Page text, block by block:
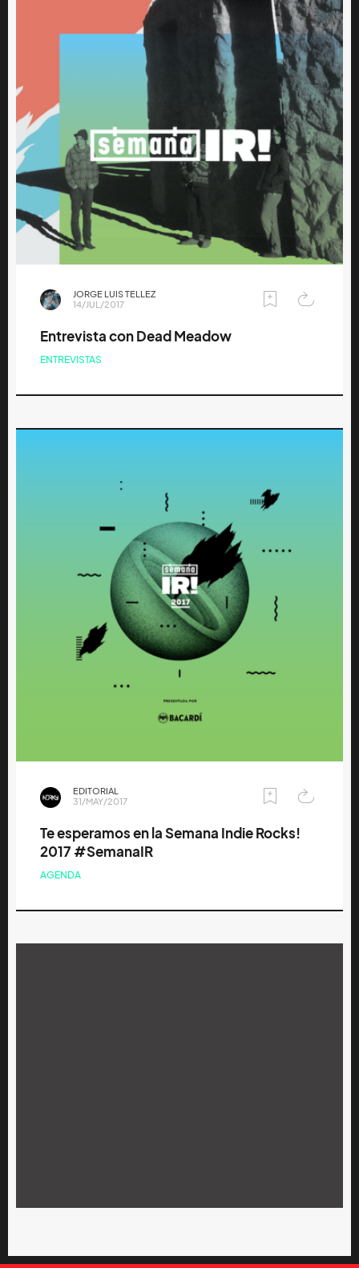
JORGE LUIS TELLEZ
14/JUL/2017
Entrevista con Dead Meadow
ENTREVISTAS
EDITORIAL
31/MAY/2017
Te esperamos en la Semana Indie Rocks!
2017 #SemanaIR
AGENDA